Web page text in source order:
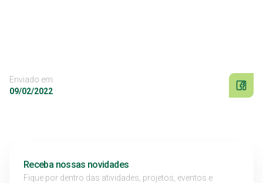
Enviado em
09/02/2022
Receba nossas novidades
Fique por dentro das atividades, projetos, eventos e